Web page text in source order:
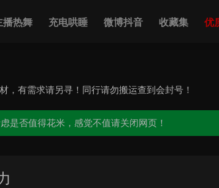
播热舞 充电哄睡 微博抖音 收藏集 优
，有需求请另寻！同行请勿搬运查到会封号！
是否值得花米，感觉不值请关闭网页！